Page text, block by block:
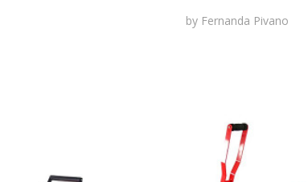
by Fernanda Pivano